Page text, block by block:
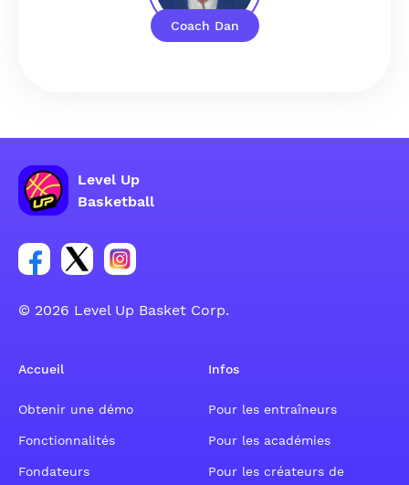
Coach Dan
Level Up
Basketball
Lien vers le groupe du compte Facebook
Lien vers le groupe du compte Tweeter
Lien vers le groupe du compte Instagram
© 2026 Level Up Basket Corp.
Accueil
Obtenir une démo
Fonctionnalités
Fondateurs
Infos
Pour les entraîneurs
Pour les académies
Pour les créateurs de